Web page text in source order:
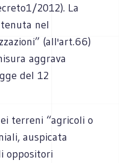
2012). La
nel
(all'art.66)
aggrava
del 12
terreni “agricoli o
auspicata
oppositori